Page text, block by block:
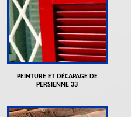
PEINTURE ET DÉCAPAGE DE
PERSIENNE 33